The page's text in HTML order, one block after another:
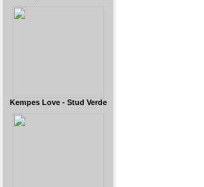
Kempes Love - Stud Verde